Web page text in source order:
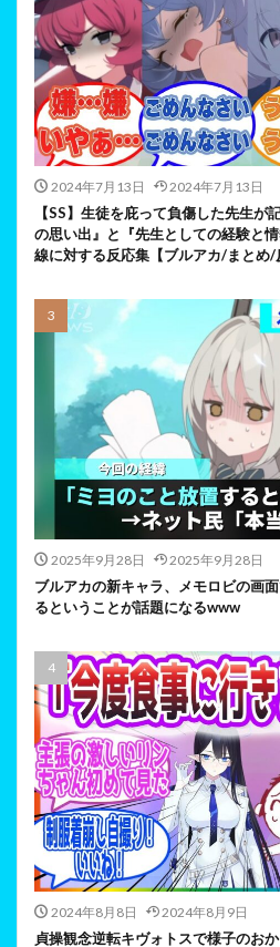
2024年7月13日 2024年7月13日
【SS】生徒を庇って負傷した先生が
の思い出』と『先生としての経験と
線に対する反応集【ブルアカ/まとめ/
2025年9月28日 2025年9月28日
ブルアカの新キャラ、メモロビの画
るということが話題になるwww
2024年8月8日 2024年8月9日
貞操観念逆転キヴォトスで様子のお